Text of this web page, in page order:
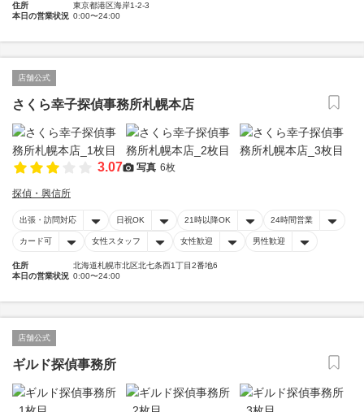
住所
東京都港区海岸1-2-3
本日の営業状況 0:00〜24:00
店舗公式
さくら幸子探偵事務所札幌本店
3.07 写真 6枚
探偵・興信所
出張・訪問対応 日祝OK 21時以降OK 24時間営業
カード可 女性スタッフ 女性歓迎 男性歓迎
住所
北海道札幌市北区北七条西1丁目2番地6
本日の営業状況 0:00〜24:00
店舗公式
ギルド探偵事務所